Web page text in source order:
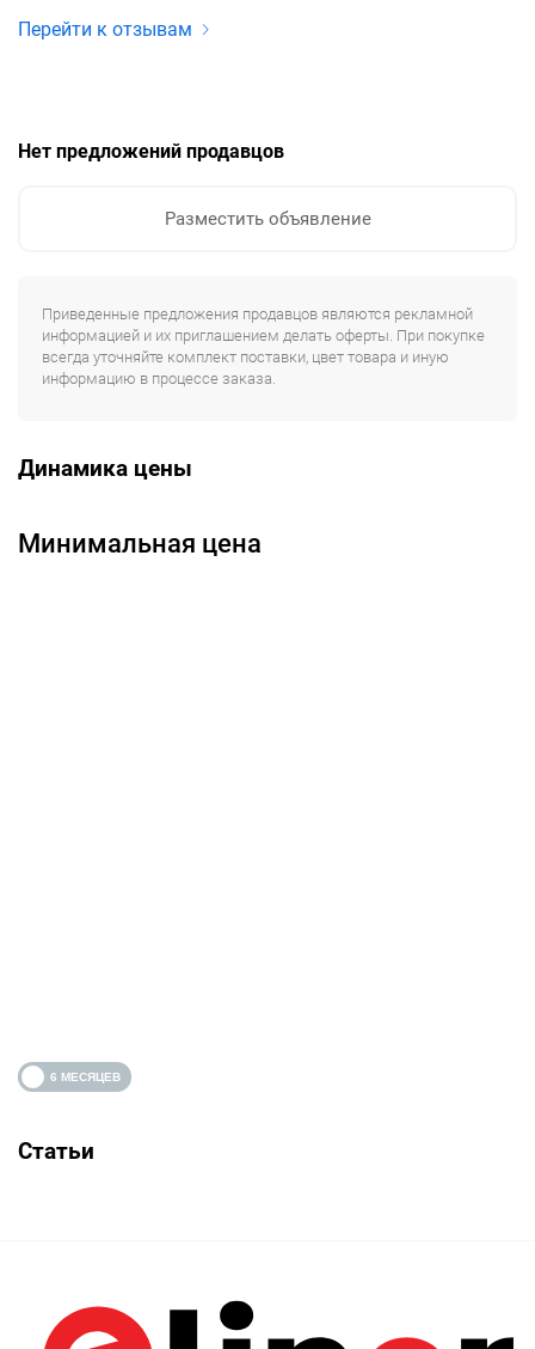
Перейти к отзывам
Нет предложений продавцов
Разместить объявление
Приведенные предложения продавцов являются рекламной
информацией и их приглашением делать оферты. При покупке
всегда уточняйте комплект поставки, цвет товара и иную
информацию в процессе заказа.
Динамика цены
Минимальная цена
Статьи